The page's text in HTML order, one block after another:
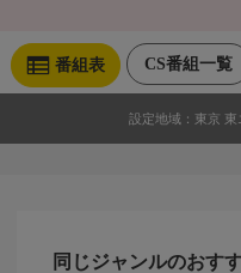
CS番組一覧
番組表
設定地域： 東京 東
同じジャンルのおす